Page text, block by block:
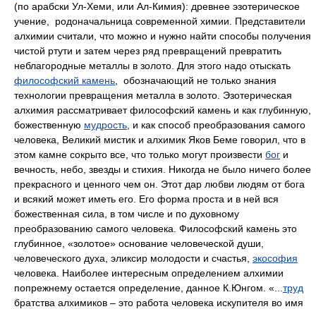
(по арабски Ул-Хеми, или Ал-Кимия): древнее эзотерическое
учение, родоначальница современной химии. Представители
алхимии считали, что можно и нужно найти способы получения
чистой ртути и затем через ряд превращений превратить
неблагородные металлы в золото. Для этого надо отыскать
философский камень , обозначающий не только знания
технологии превращения металла в золото. Эзотерическая
алхимия рассматривает философский камень и как глубинную,
божественную мудрость , и как способ преобразования самого
человека, Великий мистик и алхимик Яков Беме говорил, что в
этом камне сокрыто все, что только могут произвести бог и
вечность, небо, звезды и стихия. Никогда не было ничего более
прекрасного и ценного чем он. Этот дар любви людям от бога
и всякий может иметь его. Его форма проста и в ней вся
божественная сила, в том числе и по духовному
преобразованию самого человека. Философский камень это
глубинное, «золотое» основание человеческой души,
человеческого духа, эликсир молодости и счастья, экософия
человека. Наиболее интересным определением алхимии
попрежнему остается определение, данное К.Юнгом. «... труд
братства алхимиков – это работа человека искупителя во имя